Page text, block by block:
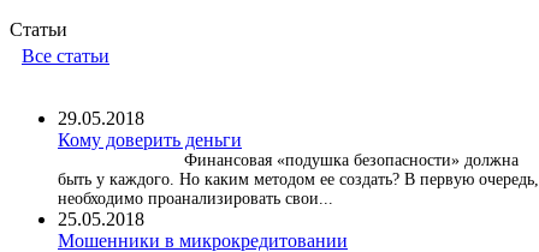
Статьи
Все статьи
29.05.2018
Кому доверить деньги
Финансовая «подушка безопасности» должна
быть у каждого. Но каким методом ее создать? В первую очередь,
необходимо проанализировать свои...
25.05.2018
Мошенники в микрокредитовании